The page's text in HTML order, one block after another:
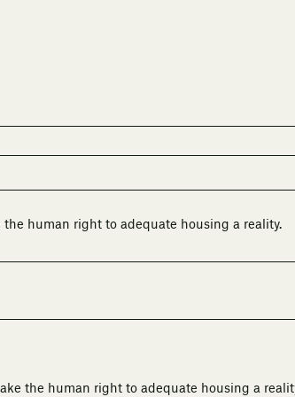
human right to adequate housing a reality.
the human right to adequate housing a